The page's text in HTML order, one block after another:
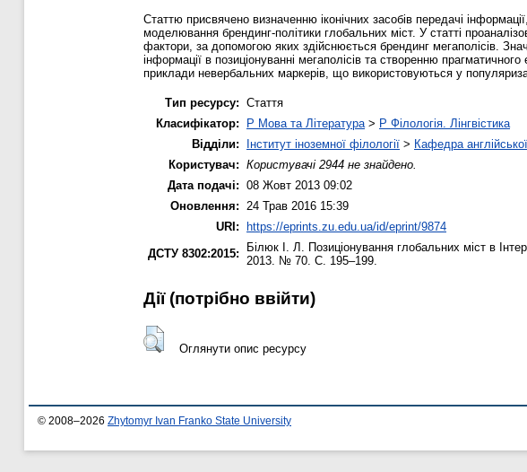
Статтю присвячено визначенню іконічних засобів передачі
моделювання брендинг-політики глобальних міст. У статті
фактори, за допомогою яких здійснюється брендинг мегаполісів.
інформації в позиціонуванні мегаполісів та створенню
приклади невербальних маркерів, що використовуються у
Тип ресурсу: Стаття
Класифікатор:
P Мова та Література > P Філологія. Лінгвістика
Відділи:
Інститут іноземної філології > Кафедра
Користувач: Користувачі 2944 не знайдено.
Дата подачі: 08 Жовт 2013 09:02
Оновлення:
24 Трав 2016 15:39
URI: https://eprints.zu.edu.ua/id/eprint/9874
ДСТУ 8302:2015:
Білюк І. Л. Позиціонування глобальних міст в
2013. № 70. С. 195–199.
Дії ​​(потрібно ввійти)
Оглянути опис ресурсу
© 2008–2026 Zhytomyr Ivan Franko State University